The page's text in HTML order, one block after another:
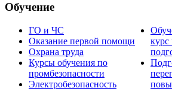
Обучение
ГО и ЧС
Оказание первой помощи
Охрана труда
Курсы обучения по
промбезопасности
Электробезопасность
курс